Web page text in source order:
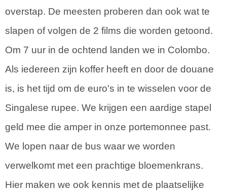
overstap. De meesten proberen dan ook wat te
slapen of volgen de 2 films die worden getoond.
Om 7 uur in de ochtend landen we in Colombo.
Als iedereen zijn koffer heeft en door de douane
is, is het tijd om de euro's in te wisselen voor de
Singalese rupee. We krijgen een aardige stapel
geld mee die amper in onze portemonnee past.
We lopen naar de bus waar we worden
verwelkomt met een prachtige bloemenkrans.
Hier maken we ook kennis met de plaatselijke